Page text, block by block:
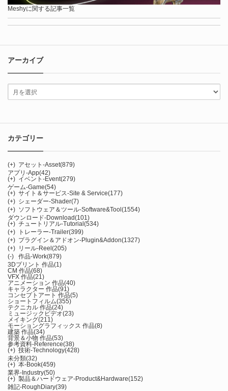
Meshyに関する記事一覧
アーカイブ
カテゴリー
(+) アセット-Asset(879)
アプリ-App(42)
(+) イベント-Event(279)
ゲーム-Game(54)
(+) サイト＆サービス-Site & Service(177)
(+) シェーダー-Shader(7)
(+) ソフトウェア＆ツール-Software&Tool(1554)
ダウンロード-Download(101)
(+) チュートリアル-Tutorial(534)
(+)
トレーラー-Trailer(399)
(+) プラグイン＆アドオン-Plugin&Addon(1327)
(+) リール-Reel(205)
(-)
作品-Work(879)
3Dプリント 作品(1)
CM 作品(68)
VFX 作品(21)
アニメーション 作品(40)
キャラクター 作品(91)
コンセプトアート 作品(5)
ショートフィルム(355)
テクニカル 作品(24)
ミュージックビデオ(23)
メイキング(211)
モーショングラフィックス 作品(8)
建築 作品(34)
背景＆小物 作品(53)
参考資料-Reference(38)
(+) 技術-Technology(428)
未分類(32)
(+) 本-Book(459)
業界-Industry(50)
(+) 製品＆ハードウェア-Product&Hardware(152)
雑記-RoughDiary(39)